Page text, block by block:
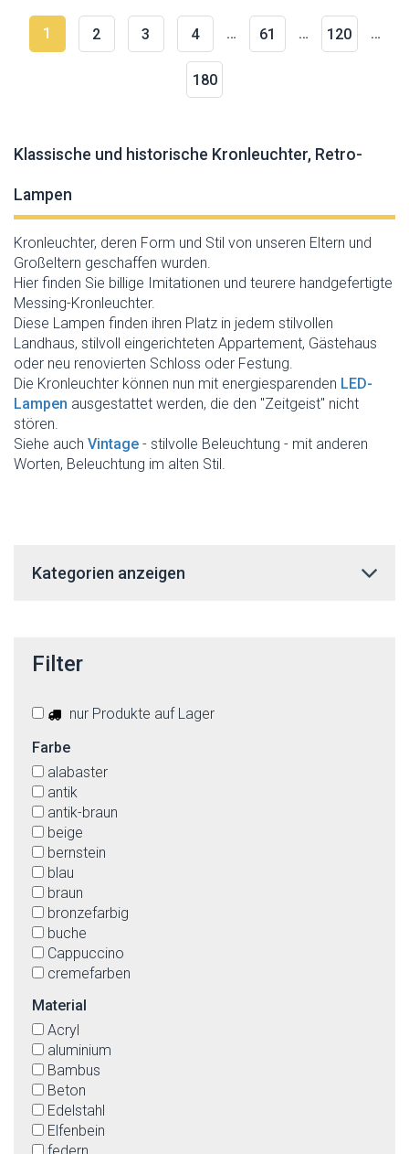
1 2 3 4 … 61 … 120 …
180
Klassische und historische Kronleuchter, Retro-
Lampen
Kronleuchter, deren Form und Stil von unseren Eltern und
Großeltern geschaffen wurden.
Hier finden Sie billige Imitationen und teurere handgefertigte
Messing-Kronleuchter.
Diese Lampen finden ihren Platz in jedem stilvollen
Landhaus, stilvoll eingerichteten Appartement, Gästehaus
oder neu renovierten Schloss oder Festung.
Die Kronleuchter können nun mit energiesparenden LED-
Lampen ausgestattet werden, die den "Zeitgeist" nicht
stören.
Siehe auch Vintage - stilvolle Beleuchtung - mit anderen
Worten, Beleuchtung im alten Stil.
Kategorien anzeigen
Filter
nur Produkte auf Lager
Farbe
alabaster
antik
antik-braun
beige
bernstein
blau
braun
bronzefarbig
buche
Cappuccino
cremefarben
gold
gold patina
graphit
grau
grün
champagner
chrom
Material
Acryl
aluminium
Bambus
Beton
Edelstahl
Elfenbein